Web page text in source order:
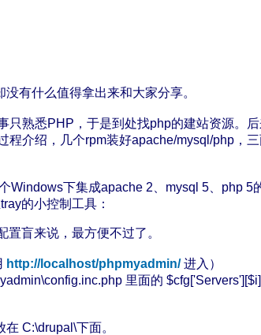
有什么值得拿出来和大家分享。
熟悉PHP，于是到处找php的建站资源。
介绍，几个rpm装好apache/mysql/php，三
Windows下集成apache 2、mysql 5、php 5
的小控制工具：
盲来说，最方便不过了。
http://localhost/phpmyadmin/进入）
里面的
C:\drupal\下面。